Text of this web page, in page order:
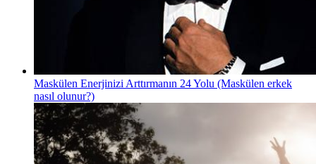
Maskülen Enerjinizi Arttırmanın 24 Yolu (Maskülen erkek
nasıl olunur?)